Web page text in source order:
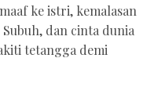
ke istri, kemalasan
dan cinta dunia
tetangga demi